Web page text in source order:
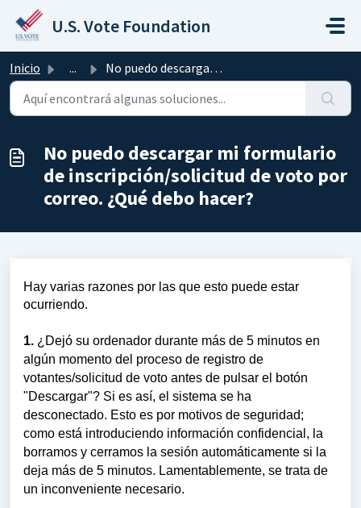
Saltar al contenido principal
U.S. Vote Foundation
Inicio ... No puedo descargar mi formulario de inscripción/solicitud...
No puedo descargar mi formulario
de inscripción/solicitud de voto por
correo. ¿Qué debo hacer?
Hay varias razones por las que esto puede estar
ocurriendo.
1. ¿Dejó su ordenador durante más de 5 minutos en
algún momento del proceso de registro de
votantes/solicitud de voto antes de pulsar el botón
"Descargar"? Si es así, el sistema se ha
desconectado. Esto es por motivos de seguridad;
como está introduciendo información confidencial, la
borramos y cerramos la sesión automáticamente si la
deja más de 5 minutos. Lamentablemente, se trata de
un inconveniente necesario.